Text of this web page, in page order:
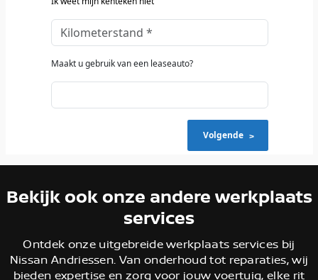
Bekijk ook onze andere werkplaats
services
Ontdek onze uitgebreide werkplaats services bij
Nissan Andriessen. Van onderhoud tot reparaties, wij
bieden expertise en zorg voor jouw voertuig, elke rit